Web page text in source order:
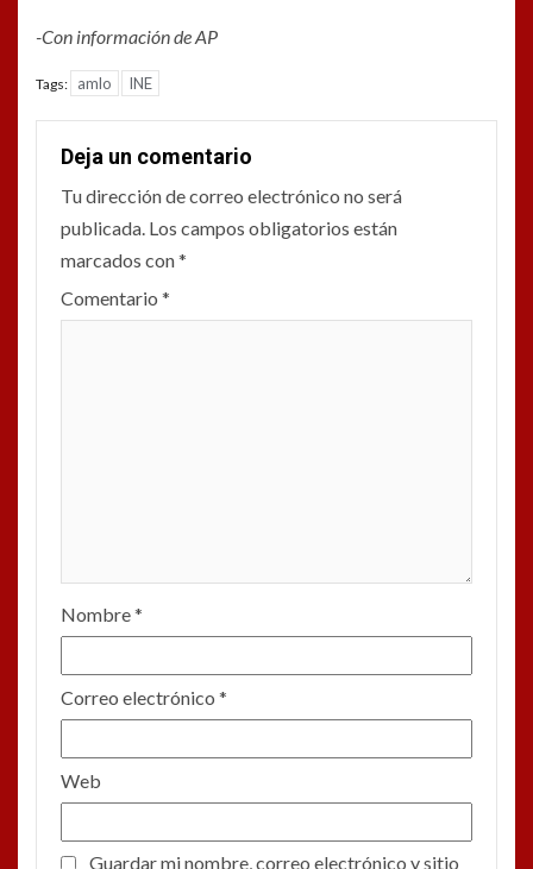
-Con información de AP
Tags: amlo INE
Deja un comentario
Tu dirección de correo electrónico no será
publicada. Los campos obligatorios están
marcados con*
Comentario *
Nombre*
Correo electrónico *
Web
Guardar mi nombre, correo electrónico y sitio